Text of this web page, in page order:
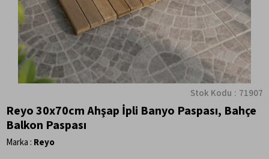
Stok Kodu 71907
Reyo 30x70cm Ahşap İpli Banyo Paspası, Bahçe
Balkon Paspası
Marka : Reyo